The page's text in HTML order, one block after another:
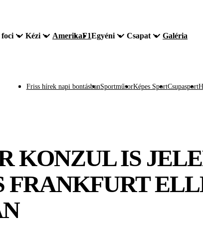
Kézi AmerikaF1Egyéni Csapat Galéria
Friss hírek napi bontásbanSportműsorKépes SportCsupasport
KONZUL IS
FRANKFURT